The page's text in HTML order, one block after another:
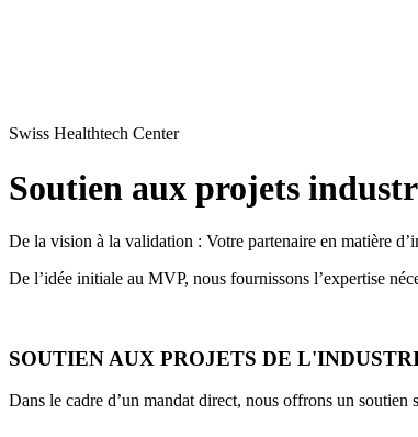
Swiss Healthtech Center
Soutien aux projets
De la vision à la validation : Votre partenaire en matière
De l’idée initiale au MVP, nous fournissons l’expertise
SOUTIEN AUX PROJETS DE
Dans le cadre d’un mandat direct, nous offrons un soutien